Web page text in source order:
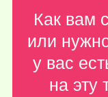
Как вам
или
у вас
на эту